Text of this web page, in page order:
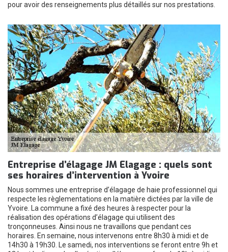
pour avoir des renseignements plus détaillés sur nos prestations.
Entreprise d’élagage JM Elagage : quels sont
ses horaires d’intervention à Yvoire
Nous sommes une entreprise d’élagage de haie professionnel qui
respecte les règlementations en la matière dictées par la ville de
Yvoire. La commune a fixé des heures à respecter pour la
réalisation des opérations d’élagage qui utilisent des
tronçonneuses. Ainsi nous ne travaillons que pendant ces
horaires. En semaine, nous intervenons entre 8h30 à midi et de
14h30 à 19h30. Le samedi, nos interventions se feront entre 9h et